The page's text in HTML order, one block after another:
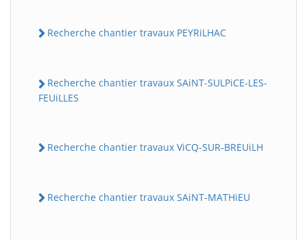
Recherche chantier travaux PEYRiLHAC
Recherche chantier travaux SAiNT-SULPiCE-LES-
FEUiLLES
Recherche chantier travaux ViCQ-SUR-BREUiLH
Recherche chantier travaux SAiNT-MATHiEU